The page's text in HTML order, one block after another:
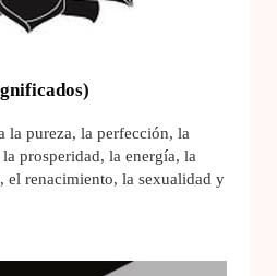
la pureza, la perfección, la
prosperidad, la energía, la
el renacimiento, la sexualidad y